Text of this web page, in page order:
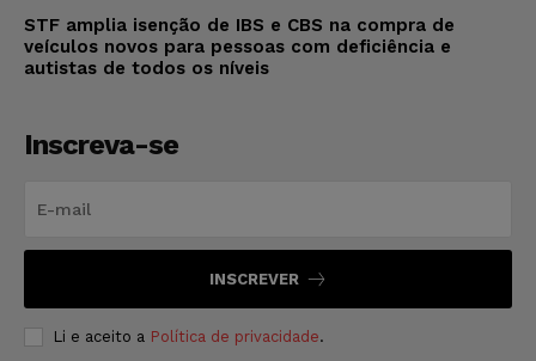
STF amplia isenção de IBS e CBS na compra de
veículos novos para pessoas com deficiência e
autistas de todos os níveis
Inscreva-se
INSCREVER
Li e aceito a Política de privacidade.